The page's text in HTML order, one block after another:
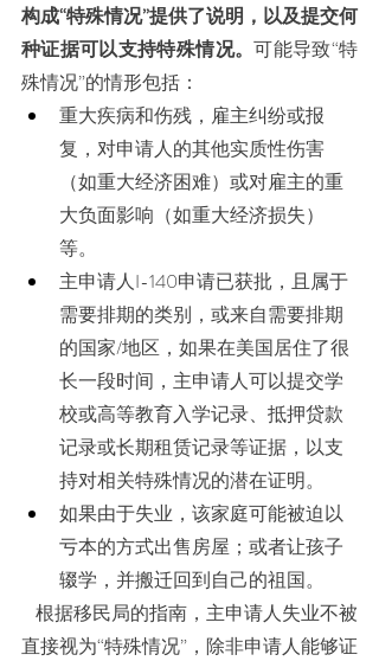
构成“特殊情况”提供了说明，以及提交何
种证据可以支持特殊情况。可能导致“特
殊情况”的情形包括：
重大疾病和伤残，雇主纠纷或报
复，对申请人的其他实质性伤害
（如重大经济困难）或对雇主的重
大负面影响（如重大经济损失）
等。
主申请人I-140申请已获批，且属于
需要排期的类别，或来自需要排期
的国家/地区，如果在美国居住了很
长一段时间，主申请人可以提交学
校或高等教育入学记录、抵押贷款
记录或长期租赁记录等证据，以支
持对相关特殊情况的潜在证明。
如果由于失业，该家庭可能被迫以
亏本的方式出售房屋；或者让孩子
辍学，并搬迁回到自己的祖国。
直接视为“特殊情况”，除非申请人能够证